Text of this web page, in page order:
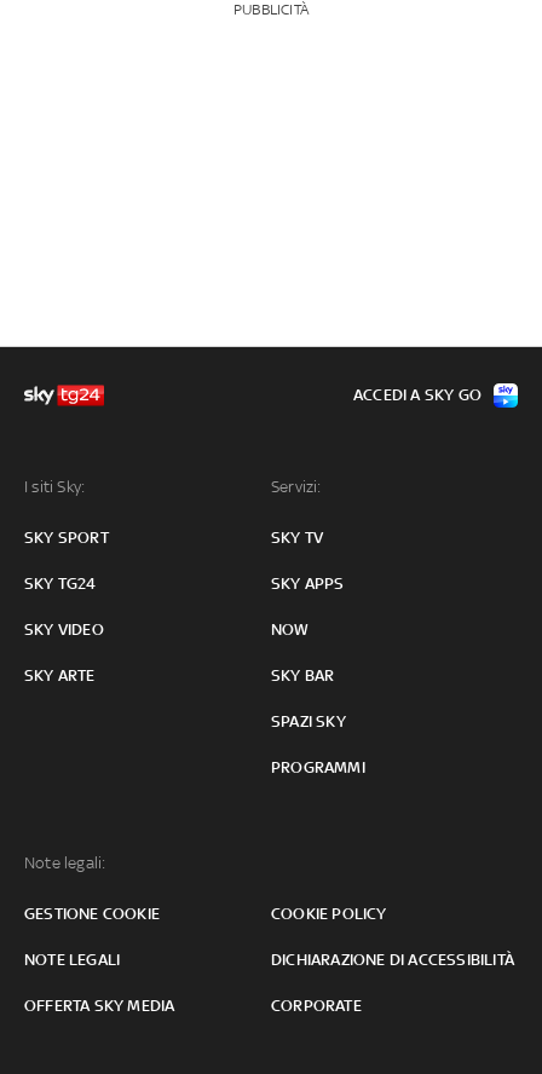
PUBBLICITÀ
I siti Sky:
SKY SPORT
SKY TG24
SKY VIDEO
SKY ARTE
Servizi:
SKY TV
SKY APPS
NOW
SKY BAR
SPAZI SKY
PROGRAMMI
Note legali:
GESTIONE COOKIE COOKIE POLICY
NOTE LEGALI DICHIARAZIONE DI ACCESSIBILITÀ
OFFERTA SKY MEDIA CORPORATE
ACCEDI A SKY GO